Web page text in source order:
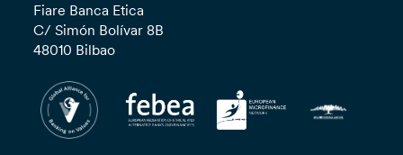
Fiare Banca Etica
C/ Simón Bolívar 8B
48010 Bilbao